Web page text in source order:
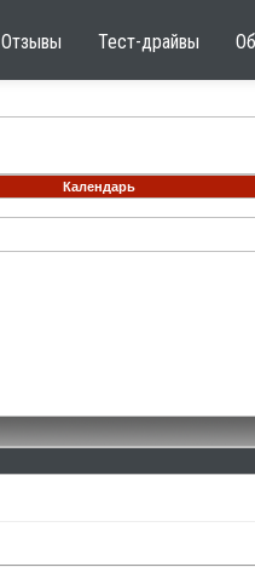
Отзывы Тест-драйвы
Календарь